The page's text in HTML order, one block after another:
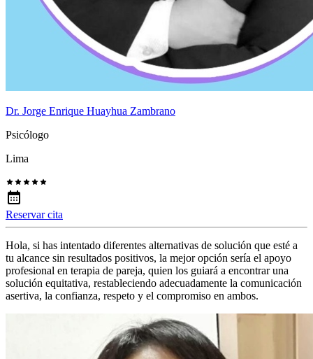
Dr. Jorge Enrique Huayhua Zambrano
Psicólogo
Lima
Reservar cita
Hola, si has intentado diferentes alternativas de solución que esté a
tu alcance sin resultados positivos, la mejor opción sería el apoyo
profesional en terapia de pareja, quien los guiará a encontrar una
solución equitativa, restableciendo adecuadamente la comunicación
asertiva, la confianza, respeto y el compromiso en ambos.